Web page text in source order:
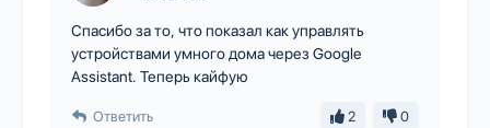
Спасибо за то, что показал как управлять
устройствами умного дома через Google
Assistant. Теперь кайфую
Ответить 2 0